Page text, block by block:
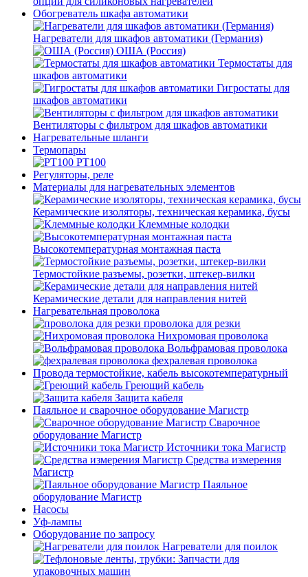
Обогреватель шкафа автоматики
Нагреватели для шкафов автоматики (Германия)
ОША (Россия)
Термостаты для
шкафов автоматики
Гигростаты для
шкафов автоматики
Вентиляторы с фильтром для шкафов автоматики
Нагревательные шланги
Термопары
PT100
Регуляторы, реле
Материалы для нагревательных элементов
Керамические изоляторы, техническая керамика, бусы
Клеммные колодки
Высокотемпературная монтажная паста
Термостойкие разъемы, розетки, штекер-вилки
Керамические детали для направления нитей
Нагревательная проволока
проволока для резки
Нихромовая проволока
Вольфрамовая проволока
фехралевая проволока
Провода термостойкие, кабель высокотемпературный
Греющий кабель
Защита кабеля
Паяльное и сварочное оборудование Магистр
Сварочное
оборудование Магистр
Источники тока Магистр
Средства измерения
Магистр
Паяльное
оборудование Магистр
Насосы
Уф-лампы
Оборудование по запросу
Нагреватели для поилок